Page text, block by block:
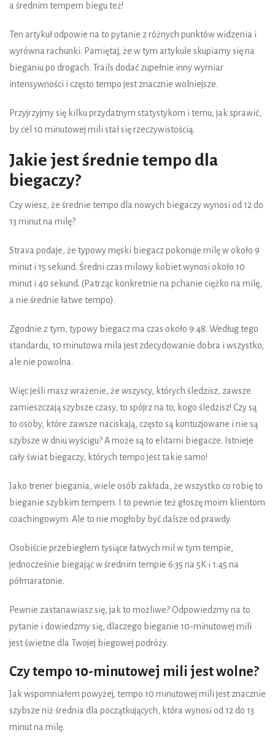
a średnim tempem biegu też!
Ten artykuł odpowie na to pytanie z różnych punktów widzenia i
wyrówna rachunki. Pamiętaj, że w tym artykule skupiamy się na
bieganiu po drogach. Trails dodać zupełnie inny wymiar
intensywności i często tempo jest znacznie wolniejsze.
Przyjrzyjmy się kilku przydatnym statystykom i temu, jak sprawić,
by cel 10 minutowej mili stał się rzeczywistością.
Jakie jest średnie tempo dla
biegaczy?
Czy wiesz, że średnie tempo dla nowych biegaczy wynosi od 12 do
13 minut na milę?
Strava podaje, że typowy męski biegacz pokonuje milę w około 9
minut i 15 sekund. Średni czas milowy kobiet wynosi około 10
minut i 40 sekund. (Patrząc konkretnie na pchanie ciężko na milę,
a nie średnie łatwe tempo).
Zgodnie z tym, typowy biegacz ma czas około 9:48. Według tego
standardu, 10 minutowa mila jest zdecydowanie dobra i wszystko,
ale nie powolna.
Więc jeśli masz wrażenie, że wszyscy, których śledzisz, zawsze
zamieszczają szybsze czasy, to spójrz na to, kogo śledzisz! Czy są
to osoby, które zawsze naciskają, często są kontuzjowane i nie są
szybsze w dniu wyścigu? A może są to elitarni biegacze. Istnieje
cały świat biegaczy, których tempo jest takie samo!
Jako trener biegania, wiele osób zakłada, że wszystko co robię to
bieganie szybkim tempem. I to pewnie też głoszę moim klientom
coachingowym. Ale to nie mogłoby być dalsze od prawdy.
Osobiście przebiegłem tysiące łatwych mil w tym tempie,
jednocześnie biegając w średnim tempie 6:35 na 5K i 1:45 na
półmaratonie.
Pewnie zastanawiasz się, jak to możliwe? Odpowiedzmy na to
pytanie i dowiedzmy się, dlaczego bieganie 10-minutowej mili
jest świetne dla Twojej biegowej podróży.
Czy tempo 10-minutowej mili jest wolne?
Jak wspomniałem powyżej, tempo 10 minutowej mili jest znacznie
szybsze niż średnia dla początkujących, która wynosi od 12 do 13
minut na milę.